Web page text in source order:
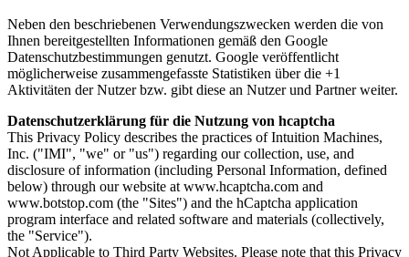
Neben den beschriebenen Verwendungszwecken werden die von
Ihnen bereitgestellten Informationen gemäß den Google
Datenschutzbestimmungen genutzt. Google veröffentlicht
möglicherweise zusammengefasste Statistiken über die +1
Aktivitäten der Nutzer bzw. gibt diese an Nutzer und Partner weiter.
Datenschutzerklärung für die Nutzung von hcaptcha
This Privacy Policy describes the practices of Intuition Machines,
Inc. ("IMI", "we" or "us") regarding our collection, use, and
disclosure of information (including Personal Information, defined
below) through our website at www.hcaptcha.com and
www.botstop.com (the "Sites") and the hCaptcha application
program interface and related software and materials (collectively,
the "Service").
Not Applicable to Third Party Websites. Please note that this Privacy